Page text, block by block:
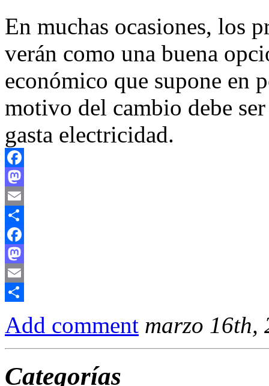
En muchas ocasiones, los
verán como una buena
económico que supone en
motivo del cambio debe
gasta electricidad.
Facebook
Mastodon
Email
Compartir
Facebook
Mastodon
Email
Add comment marzo 16th,
Categorías